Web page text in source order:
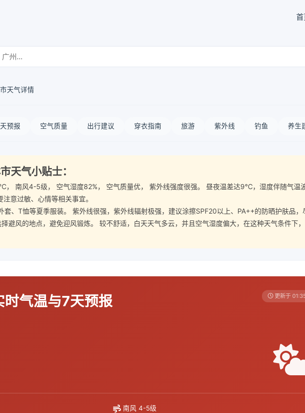
天气详情
预报 空气质量 出行建议 穿衣指南 旅游 紫外线 钓鱼 养生
天气小贴士：
南风4-5级， 空气湿度82%， 空气质量优， 紫外线强度很强。 昼夜温差达9℃，湿度伴随气温
意过敏、心情等相关事宜。
、T恤等夏季服装。 紫外线很强，紫外线辐射极强，建议涂擦SPF20以上、PA++的防晒护肤品
避风的地点，避免迎风锻炼。 较不舒适，白天天气多云，并且空气湿度偏大，在这种天气条件下
气温与7天预报 更新于
南风 4-5级